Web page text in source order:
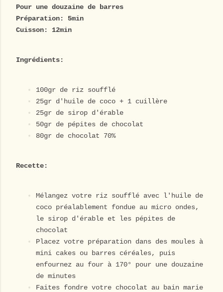
Pour une douzaine de barres
Préparation: 5min
Cuisson: 12min
Ingrédients:
100gr de riz soufflé
25gr d'huile de coco + 1 cuillère
25gr de sirop d'érable
50gr de pépites de chocolat
80gr de chocolat 70%
Recette:
Mélangez votre riz soufflé avec l'huile de
coco préalablement fondue au micro ondes,
le sirop d'érable et les pépites de
chocolat
Placez votre préparation dans des moules à
mini cakes ou barres céréales, puis
enfournez au four à 170° pour une douzaine
de minutes
Faites fondre votre chocolat au bain marie